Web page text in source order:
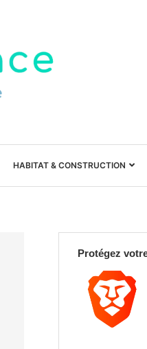
HABITAT & CONSTRUCTION
Protégez